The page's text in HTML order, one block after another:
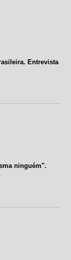
Entrevista
ninguém".